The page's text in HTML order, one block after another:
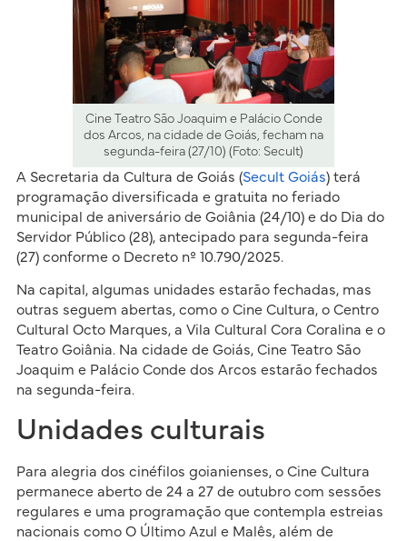
Cine Teatro São Joaquim e Palácio Conde
dos Arcos, na cidade de Goiás, fecham na
segunda-feira (27/10) (Foto: Secult)
A Secretaria da Cultura de Goiás (Secult Goiás) terá
programação diversificada e gratuita no feriado
municipal de aniversário de Goiânia (24/10) e do Dia do
Servidor Público (28), antecipado para segunda-feira
(27) conforme o Decreto nº 10.790/2025.
Na capital, algumas unidades estarão fechadas, mas
outras seguem abertas, como o Cine Cultura, o Centro
Cultural Octo Marques, a Vila Cultural Cora Coralina e o
Teatro Goiânia. Na cidade de Goiás, Cine Teatro São
Joaquim e Palácio Conde dos Arcos estarão fechados
na segunda-feira.
Unidades culturais
Para alegria dos cinéfilos goianienses, o Cine Cultura
permanece aberto de 24 a 27 de outubro com sessões
regulares e uma programação que contempla estreias
nacionais como O Último Azul e Malês, além de